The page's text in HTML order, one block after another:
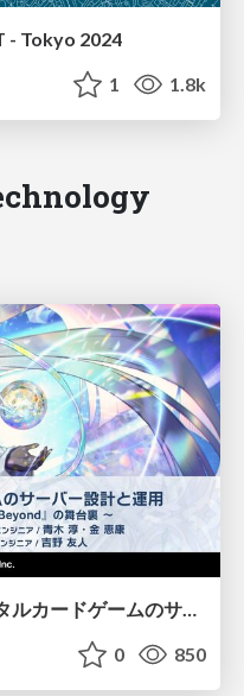
- Tokyo 2024
1 1.8k
0 850